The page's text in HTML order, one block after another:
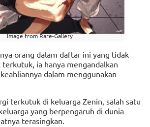
Image from Rare-Gallery
orang dalam daftar ini yang tidak
ia hanya mengandalkan
dalam menggunakan
terkutuk di keluarga Zenin, salah satu
yang berpengaruh di dunia
terasingkan.